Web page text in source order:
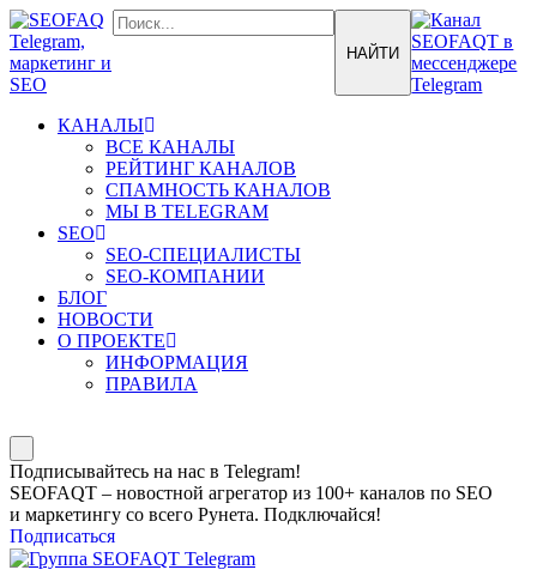
КАНАЛЫ
ВСЕ КАНАЛЫ
РЕЙТИНГ КАНАЛОВ
СПАМНОСТЬ КАНАЛОВ
МЫ В TELEGRAM
SEO
SEO-СПЕЦИАЛИСТЫ
SEO-КОМПАНИИ
БЛОГ
НОВОСТИ
О ПРОЕКТЕ
ИНФОРМАЦИЯ
ПРАВИЛА
Подписывайтесь на нас в Telegram!
SEOFAQT – новостной агрегатор из 100+ каналов по SEO
и маркетингу со всего Рунета. Подключайся!
Подписаться